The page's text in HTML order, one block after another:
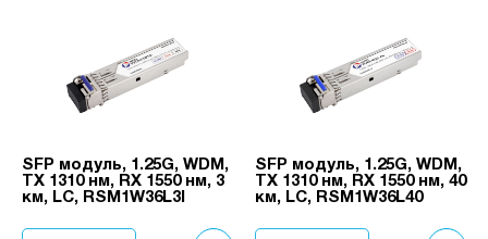
SFP модуль, 1.25G, WDM,
TX 1310 нм, RX 1550 нм, 3
км, LC, RSM1W36L3I
SFP модуль, 1.25G, WDM,
TX 1310 нм, RX 1550 нм, 40
км, LC, RSM1W36L40